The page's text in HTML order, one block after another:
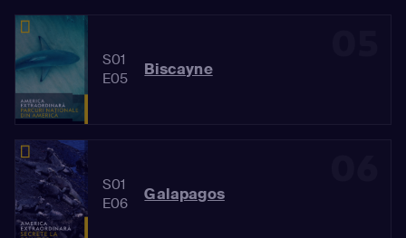
S01
E05
Biscayne
S01
E06
Galapagos